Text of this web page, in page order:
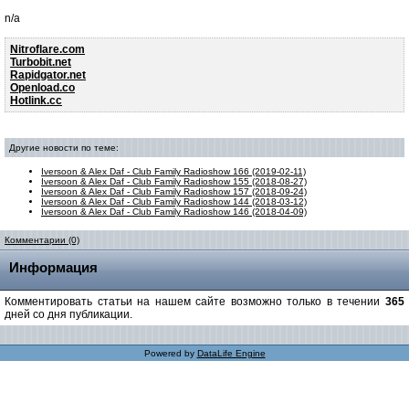
n/a
Nitroflare.com
Turbobit.net
Rapidgator.net
Openload.co
Hotlink.cc
Другие новости по теме:
Iversoon & Alex Daf - Club Family Radioshow 166 (2019-02-11)
Iversoon & Alex Daf - Club Family Radioshow 155 (2018-08-27)
Iversoon & Alex Daf - Club Family Radioshow 157 (2018-09-24)
Iversoon & Alex Daf - Club Family Radioshow 144 (2018-03-12)
Iversoon & Alex Daf - Club Family Radioshow 146 (2018-04-09)
Комментарии (0)
Информация
Комментировать статьи на нашем сайте возможно только в течении 365
дней со дня публикации.
Powered by DataLife Engine